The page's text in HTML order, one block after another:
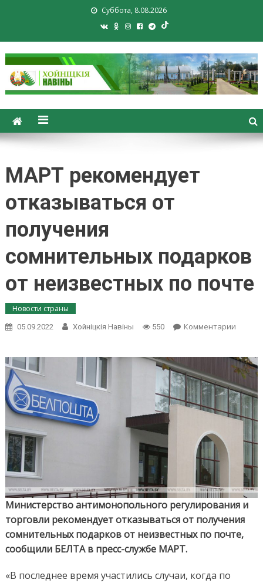
Суббота, 8.08.2026
Хойники. Хойнiцкiя навiны.
Новости Хойник. Районная
МАРТ рекомендует
отказываться от
получения
сомнительных подарков
от неизвестных по почте
Новости страны
05.09.2022 Хойнiцкiя Навiны 550 Комментарииon
от
от
по
Министерство антимонопольного регулирования и
торговли рекомендует отказываться от получения
сомнительных подарков от неизвестных по почте,
сообщили БЕЛТА в пресс-службе МАРТ.
«В последнее время участились случаи, когда по